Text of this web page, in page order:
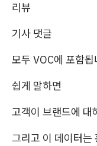
리뷰
기사 댓글
모두 VOC에 포함됩
쉽게 말하면
고객이 브랜드에 대
그리고 이 데이터는